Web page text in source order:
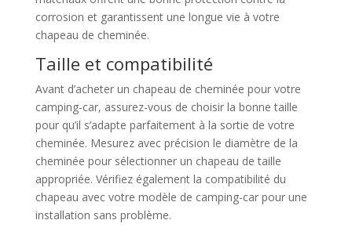
corrosion et garantissent une longue vie à votre
chapeau de cheminée.
Taille et compatibilité
Avant d’acheter un chapeau de cheminée pour votre
camping-car, assurez-vous de choisir la bonne taille
pour qu’il s’adapte parfaitement à la sortie de votre
cheminée. Mesurez avec précision le diamètre de la
cheminée pour sélectionner un chapeau de taille
appropriée. Vérifiez également la compatibilité du
chapeau avec votre modèle de camping-car pour une
installation sans problème.